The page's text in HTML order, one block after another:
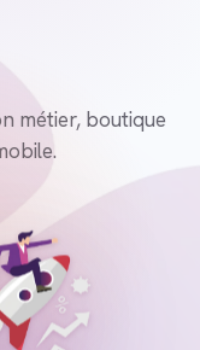
métier, boutique